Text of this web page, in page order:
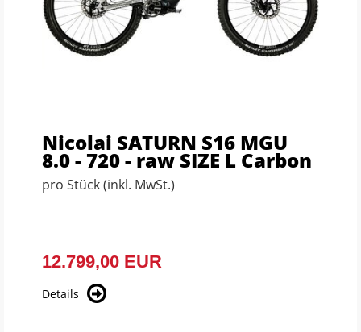
Nicolai SATURN S16 MGU
8.0 - 720 - raw SIZE L Carbon
Laufradsatz
pro Stück (inkl. MwSt.)
12.799,00 EUR
Details